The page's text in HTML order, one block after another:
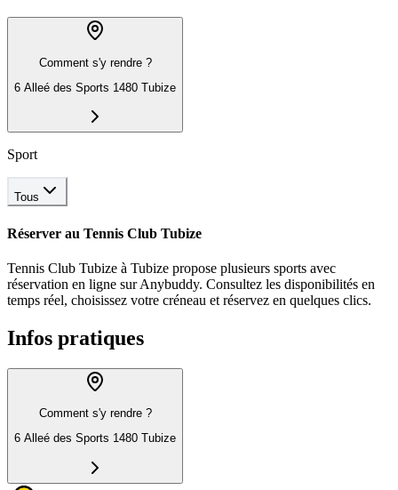
Comment s'y rendre ?
6 Alleé des Sports 1480 Tubize
Sport
Tous
Réserver au Tennis Club Tubize
Tennis Club Tubize à Tubize propose plusieurs sports avec
réservation en ligne sur Anybuddy. Consultez les disponibilités en
temps réel, choisissez votre créneau et réservez en quelques clics.
Infos pratiques
Comment s'y rendre ?
6 Alleé des Sports 1480 Tubize